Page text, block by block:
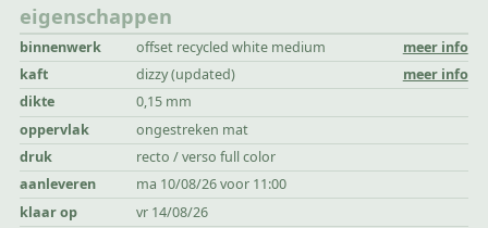
eigenschappen
binnenwerk offset recycled white medium
meer info
kaft
dizzy (updated)
meer info
dikte
0,15 mm
oppervlak
ongestreken mat
druk
recto / verso full color
aanleveren
ma 10/08/26 voor 11:00
klaar op
vr 14/08/26